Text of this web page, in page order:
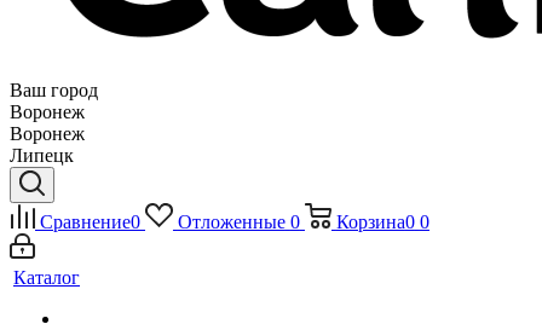
Ваш город
Воронеж
Воронеж
Липецк
Сравнение0 Отложенные 0 Корзина0 0
Каталог